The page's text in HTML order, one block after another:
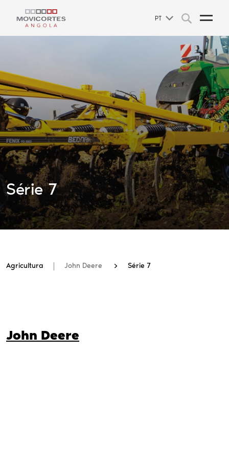
PT
Série 7
Agricultura John Deere Série 7
John Deere